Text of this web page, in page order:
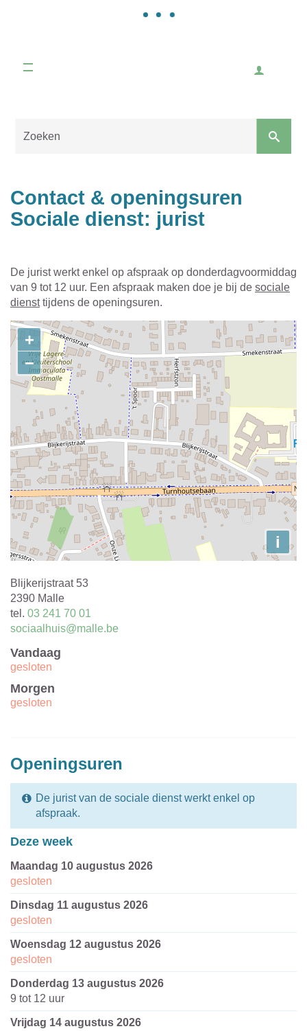
Contact & openingsuren
Sociale dienst: jurist
De jurist werkt enkel op afspraak op donderdagvoormiddag
van 9 tot 12 uur. Een afspraak maken doe je bij de sociale
diensttijdens de openingsuren.
Contact
+
−
i
Adres
Blijkerijstraat 53
,
2390 Malle
tel. 03 241 70 01
E-
sociaalhuis@malle.be
Vandaag
gesloten
Morgen
gesloten
Openingsuren
De jurist van de sociale dienst werkt enkel op
afspraak.
Deze week
maandag 10 augustus 2026
gesloten
dinsdag 11 augustus 2026
gesloten
woensdag 12 augustus 2026
gesloten
donderdag 13 augustus 2026
9 tot 12 uur
vrijdag 14 augustus 2026